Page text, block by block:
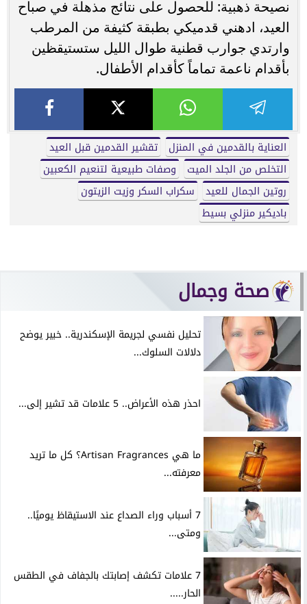
نصيحة ذهبية: للحصول على نتائج مذهلة في صباح
العيد، ادهني قدميكي بطبقة كثيفة من المرطب
وارتدي جوارب قطنية طوال الليل ستستيقظين
بأقدام ناعمة تماماً كأقدام الأطفال.
العناية بالقدمين في المنزل
تقشير القدمين قبل العيد
التخلص من الجلد الميت
وصفات طبيعية لتنعيم الكعبين
روتين الجمال للعيد
سكراب السكر وزيت الزيتون
باديكير منزلي بسيط
صحة وجمال
تحليل نفسي لجريمة الإسكندرية.. خبير يوضح
دلالات السلوك...
احذر هذه الأعراض.. 5 علامات قد تشير إلى...
ما هي Artisan Fragrances؟ كل ما تريد
معرفته...
7 أسباب وراء الصداع عند الاستيقاظ يوميًا..
ومتى...
7 علامات تكشف إصابتك بالجفاف في الطقس
الحار.....